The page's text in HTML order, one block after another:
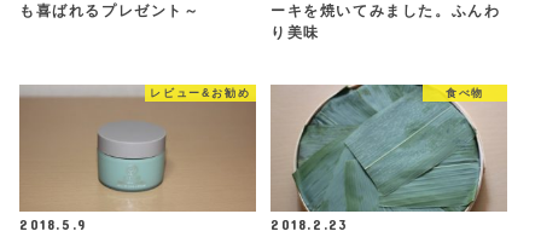
も喜ばれるプレゼント～
ーキを焼いてみました。ふんわ
り美味
レビュー&お勧め
2018.5.9
食べ物
2018.2.23